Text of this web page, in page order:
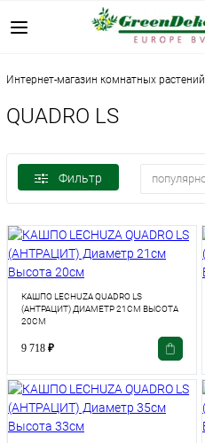
интернет-магазин комнатных
QUADRO LS
Фильтр
КАШПО LECHUZA QUADRO LS
(АНТРАЦИТ) ДИАМЕТР 21СМ ВЫСОТА
20СМ
9 718 ₽